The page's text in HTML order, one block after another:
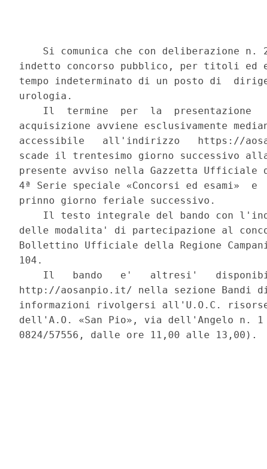
Si comunica che con deliberazione n.
indetto concorso pubblico, per titoli ed
tempo indeterminato di un posto di
urologia.
Il  termine  per  la  presentazione
acquisizione avviene esclusivamente
accessibile   all'indirizzo   https://
scade il trentesimo giorno successivo
presente avviso nella Gazzetta
4ª Serie speciale «Concorsi ed
prinno giorno feriale successivo.
Il testo integrale del bando con
delle modalita' di partecipazione al
Bollettino Ufficiale della Regione
104.
Il   bando   e'   altresi'
http://aosanpio.it/ nella sezione Bandi
informazioni rivolgersi all'U.O.C.
dell'A.O. «San Pio», via dell'Angelo n.
0824/57556, dalle ore 11,00 alle 13,00).